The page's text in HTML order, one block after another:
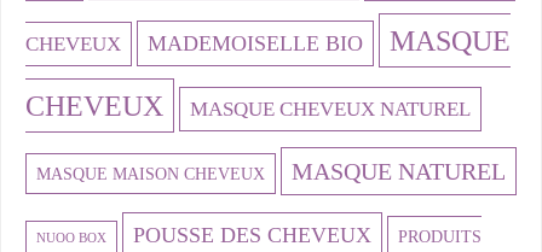
CHEVEUX MADEMOISELLE BIO
MASQUE
CHEVEUX
MASQUE CHEVEUX NATUREL
MASQUE MAISON CHEVEUX MASQUE NATUREL
NUOO BOX POUSSE DES CHEVEUX PRODUITS